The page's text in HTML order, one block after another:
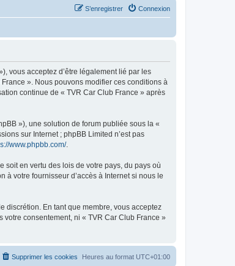
Connexion
S’enregistrer
vous acceptez d’être légalement lié par les
». Nous pouvons modifier ces conditions à
continue de « TVR Car Club France » après
»), une solution de forum publiée sous la «
sur Internet ; phpBB Limited n’est pas
www.phpbb.com/.
soit en vertu des lois de votre pays, du pays où
votre fournisseur d’accès à Internet si nous le
discrétion. En tant que membre, vous acceptez
consentement, ni « TVR Car Club France »
Heures au format UTC+01:00
Supprimer les cookies